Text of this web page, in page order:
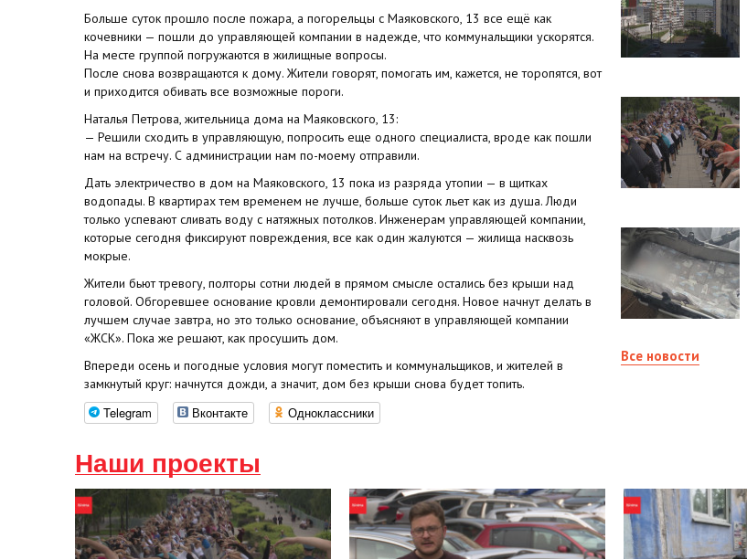
Больше суток прошло после пожара, а погорельцы с Маяковского, 13 все ещё как
кочевники — пошли до управляющей компании в надежде, что коммунальщики ускорятся.
На месте группой погружаются в жилищные вопросы.
После снова возвращаются к дому. Жители говорят, помогать им, кажется, не торопятся, вот
и приходится обивать все возможные пороги.
Наталья Петрова, жительница дома на Маяковского, 13:
— Решили сходить в управляющую, попросить еще одного специалиста, вроде как пошли
нам на встречу. С администрации нам по-моему отправили.
Дать электричество в дом на Маяковского, 13 пока из разряда утопии — в щитках
водопады. В квартирах тем временем не лучше, больше суток льет как из душа. Люди
только успевают сливать воду с натяжных потолков. Инженерам управляющей компании,
которые сегодня фиксируют повреждения, все как один жалуются — жилища насквозь
мокрые.
Жители бьют тревогу, полторы сотни людей в прямом смысле остались без крыши над
головой. Обгоревшее основание кровли демонтировали сегодня. Новое начнут делать в
лучшем случае завтра, но это только основание, объясняют в управляющей компании
«ЖСК». Пока же решают, как просушить дом.
Впереди осень и погодные условия могут поместить и коммунальщиков, и жителей в
замкнутый круг: начнутся дожди, а значит, дом без крыши снова будет топить.
Telegram Вконтакте Одноклассники
Все новости
Наши проекты